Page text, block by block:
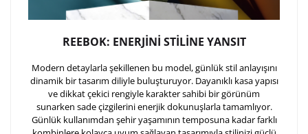
10 / 10
Lütfen font seçiniz
Ön İzleme Kişiselleştir Vazgeç
REEBOK: ENERJİNİ STİLİNE YANSIT
Modern detaylarla şekillenen bu model, günlük stil anlayışını
dinamik bir tasarım diliyle buluşturuyor. Dayanıklı kasa yapısı
ve dikkat çekici rengiyle karakter sahibi bir görünüm
sunarken sade çizgilerini enerjik dokunuşlarla tamamlıyor.
Günlük kullanımdan şehir yaşamının temposuna kadar farklı